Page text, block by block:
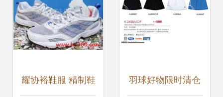
耀协裕鞋服 精制鞋 羽球好物限时清仓